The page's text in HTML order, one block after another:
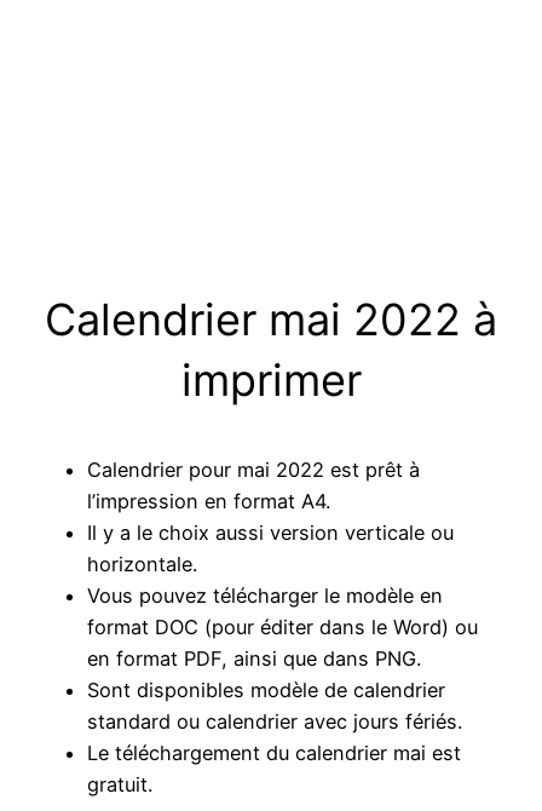
Calendrier mai 2022 à
imprimer
Calendrier pour mai 2022 est prêt à
l’impression en format A4.
Il y a le choix aussi version verticale ou
horizontale.
Vous pouvez télécharger le modèle en
format DOC (pour éditer dans le Word) ou
en format PDF, ainsi que dans PNG.
Sont disponibles modèle de calendrier
standard ou calendrier avec jours fériés.
Le téléchargement du calendrier mai est
gratuit.